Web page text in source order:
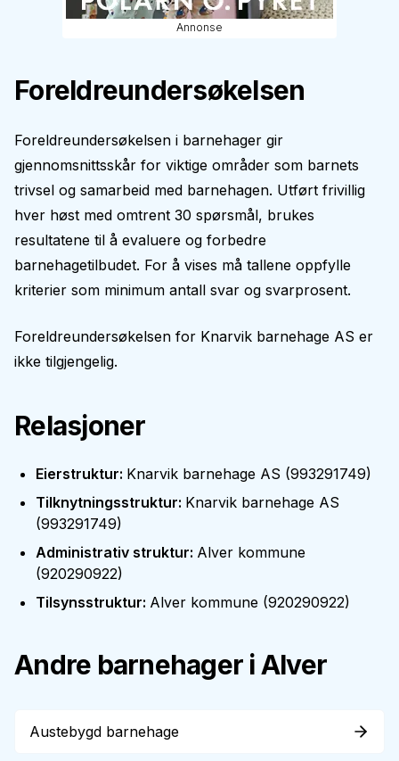
Annonse
Foreldreundersøkelsen
Foreldreundersøkelsen i barnehager gir
gjennomsnittsskår for viktige områder som barnets
trivsel og samarbeid med barnehagen. Utført frivillig
hver høst med omtrent 30 spørsmål, brukes
resultatene til å evaluere og forbedre
barnehagetilbudet. For å vises må tallene oppfylle
kriterier som minimum antall svar og svarprosent.
Foreldreundersøkelsen for Knarvik barnehage AS er
ikke tilgjengelig.
Relasjoner
Eierstruktur: Knarvik barnehage AS (993291749)
Tilknytningsstruktur: Knarvik barnehage AS
(993291749)
Administrativ struktur: Alver kommune
(920290922)
Tilsynsstruktur: Alver kommune (920290922)
Andre barnehager iAlver
Austebygd barnehage